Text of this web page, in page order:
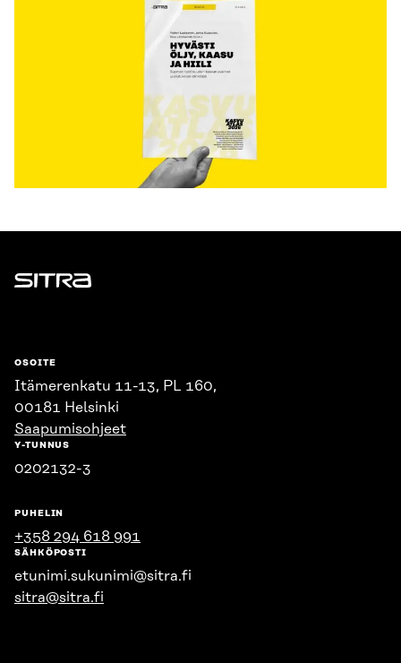
Sitra
OSOITE
Itämerenkatu 11-13, PL 160,
00181 Helsinki
Saapumisohjeet
Y-TUNNUS
0202132-3
PUHELIN
+358 294 618 991
SÄHKÖPOSTI
etunimi.sukunimi@sitra.fi
sitra@sitra.fi